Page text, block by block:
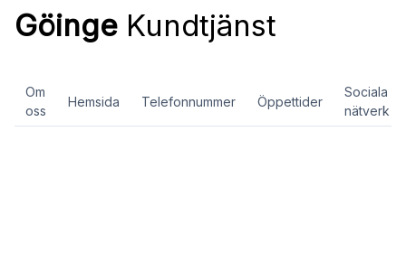
Göinge Kundtjänst
Om
oss
Hemsida Telefonnummer Öppettider
Sociala
nätverk